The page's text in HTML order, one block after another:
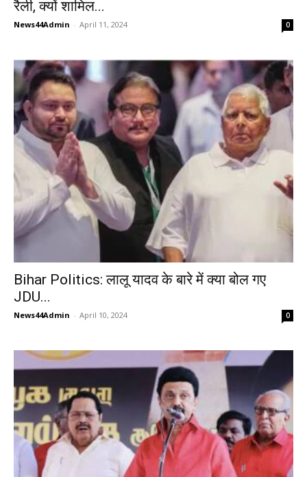
रैली, क्यों शामिल...
News44Admin - April 11, 2024 0
Bihar Politics: लालू यादव के बारे में क्या बोल गए
JDU...
News44Admin - April 10, 2024 0